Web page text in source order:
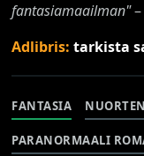
fantasiamaailman"–
Adlibris:tarkista
FANTASIA
PARANORMAALI